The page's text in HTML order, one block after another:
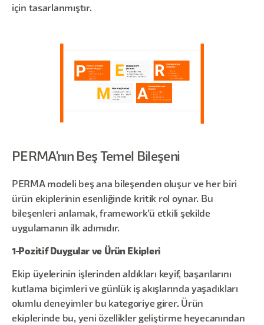
için tasarlanmıştır.
PERMA'nın Beş Temel Bileşeni
PERMA modeli beş ana bileşenden oluşur ve her biri
ürün ekiplerinin esenliğinde kritik rol oynar. Bu
bileşenleri anlamak, framework'ü etkili şekilde
uygulamanın ilk adımıdır.
1-Pozitif Duygular ve Ürün Ekipleri
Ekip üyelerinin işlerinden aldıkları keyif, başarılarını
kutlama biçimleri ve günlük iş akışlarında yaşadıkları
olumlu deneyimler bu kategoriye girer. Ürün
ekiplerinde bu, yeni özellikler geliştirme heyecanından